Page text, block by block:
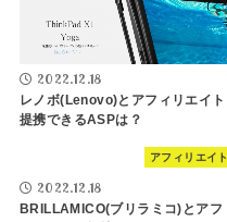
2022.12.18
レノボ(Lenovo)とアフィリエイト
提携できるASPは？
アフィリエイト
2022.12.18
BRILLAMICO(ブリラミコ)とアフ